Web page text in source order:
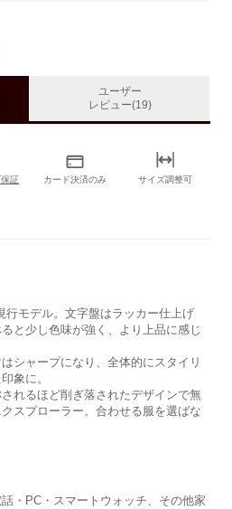
ユーザー
レビュー(19)
証 カード決済のみ サイズ調整可
行モデル。文字盤はラッカー仕上げ
と少し色味が強く、より上品に感じ
シャープになり、全体的にスタイリ
象に。
れるほど削ぎ落されたデザインで無
スプローラー。合わせる服を選ばな
・PC・スマートウォッチ、その他家